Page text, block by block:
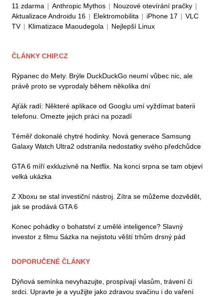
11 zdarma | Anthropic Mythos | Nouzové otevírání pračky |
Aktualizace Androidu 16 | Elektromobilita | iPhone 17 | VLC
TV | Klimatizace Maoudegola | Nejlepší Linux
ČLÁNKY CHIP.CZ
Rýpanec do Mety. Brýle DuckDuckGo neumí vůbec nic, ale
právě proto se vyprodaly během několika dní
Ajťák radí: Některé aplikace od Googlu umí vyždímat baterii
telefonu. Omezte jejich práci na pozadí
Téměř dokonalé chytré hodinky. Nová generace Samsung
Galaxy Watch Ultra2 odstranila nedostatky svého předchůdce
GTA 6 míří exkluzivně na Netflix. Na konci srpna se tam objeví
velká ukázka
Z Xboxu se stal investiční nástroj. Zítra se můžeme dozvědět,
jak se prodává GTA 6
Konec pohádky o bohatství z umělé inteligence? Slavný
investor z filmu Sázka na nejistotu věští trhům drsný pád
DOPORUČENÉ ČLÁNKY
Dýňová semínka nevyhazujte, prospívají vlasům, trávení či
srdci. Upravte je a využijte jako zdravou svačinu i do vaření